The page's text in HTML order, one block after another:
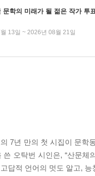
문학의 미래가 될 젊은 작가 투
13일 ~ 2026년 08월 21일
7년 만의 첫 시집이 문학
오탁번 시인은, “산문
답적 언어의 멋도 알고, 능